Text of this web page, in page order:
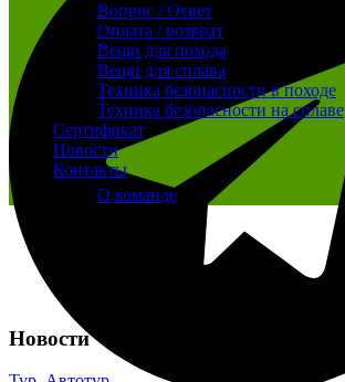
Вопрос / Ответ
Оплата / возврат
Вещи для похода
Вещи для сплава
Техника безопасности в походе
Техника безопасности на сплаве
Сертификат
Новости
Контакты
О команде
Новости